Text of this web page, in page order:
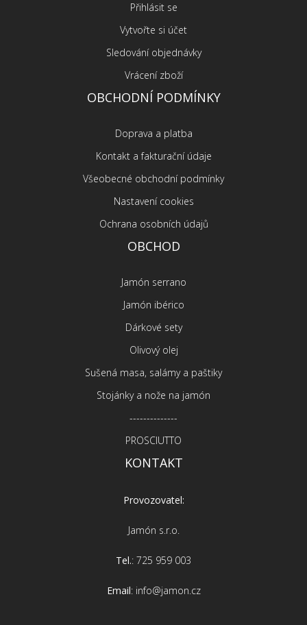
Přihlásit se
Vytvořte si účet
Sledování objednávky
Vrácení zboží
OBCHODNÍ PODMÍNKY
Doprava a platba
Kontakt a fakturační údaje
Všeobecné obchodní podmínky
Nastavení cookies
Ochrana osobních údajů
OBCHOD
Jamón serrano
Jamón ibérico
Dárkové sety
Olivový olej
Sušená masa, salámy a paštiky
Stojánky a nože na jamón
--------------
PROSCIUTTO
KONTAKT
Provozovatel:
Jamón s.r.o.
Tel.: 725 959 003
Email: info@jamon.cz